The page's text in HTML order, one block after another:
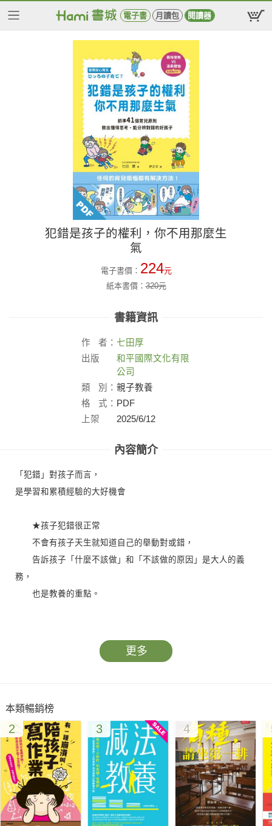
電子書 月讀包 閱讀器
犯錯是孩子的權利，你不用那麼生
氣
電子書價： 224元
紙本書價：320元
書籍資訊
作 者： 七田厚
出版
和平國際文化有限
公司
類
別： 親子教養
格
式： PDF
上架
2025/6/12
內容簡介
「犯錯」對孩子而言，
是學習和累積經驗的大好機會
★孩子犯錯很正常
不會有孩子天生就知道自己的舉動對或錯，
告訴孩子「什麼不該做」和「不該做的原因」是大人的義
務，
也是教養的重點。
冒犯他人或引發麻煩是無法完全避免的，
我們在開口責罵前要先思考：
沒有盡到這份義務卻一味責罵，就算被孩子當作不講理的大
人，也是難免的。
有這層自覺，管教才會是正向行為的導引。
★嚴格管教VS溫柔體恤的兩難
在孩子犯錯的當下，該溫柔勸導？還是嚴格糾正？這是父母
們共通的煩惱。
更多
本類暢銷榜
2 3 4